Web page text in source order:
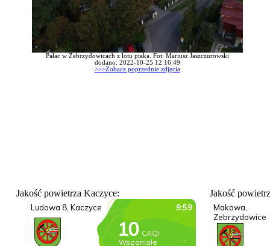
Pałac w Zebrzydowicach z lotu ptaka. Fot: Mariusz Jaszczurowski
dodano: 2022-10-25 12:16:49
>>>Zobacz poprzednie zdjęcia
Jakość powietrza Kaczyce: Jakość